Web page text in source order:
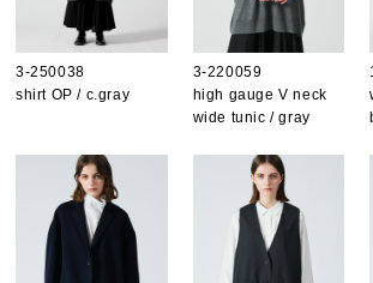
3-250038
shirt OP / c.gray
3-220059
high gauge V neck
wide tunic / gray